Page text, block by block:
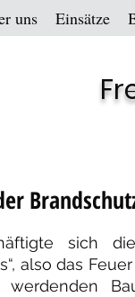
uns Einsätze
sich
also das